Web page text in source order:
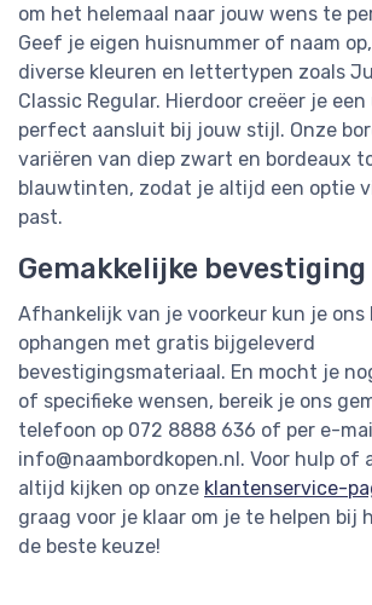
om het helemaal naar jouw wens te
Geef je eigen huisnummer of naam
diverse kleuren en lettertypen zoals
Classic Regular. Hierdoor creëer je
perfect aansluit bij jouw stijl. Onze
variëren van diep zwart en bordeaux
blauwtinten, zodat je altijd een optie
past.
Gemakkelijke bevestiging
Afhankelijk van je voorkeur kun je ons
ophangen met gratis bijgeleverd
bevestigingsmateriaal. En mocht je
of specifieke wensen, bereik je ons
telefoon op 072 8888 636 of per e-
info@naambordkopen.nl . Voor hulp of
altijd kijken op onze klantenservice-
graag voor je klaar om je te helpen bij
de beste keuze!